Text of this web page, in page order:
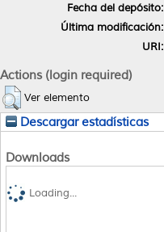
Fecha del depósito:
Última modificación:
URI:
Actions (login required)
Ver elemento
Descargar estadísticas
Downloads
Loading...